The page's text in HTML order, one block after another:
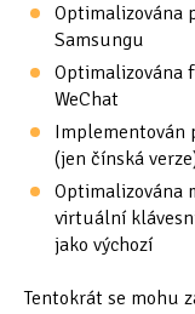
Optimalizována
Samsungu
Optimalizována
WeChat
(jen čínská
Optimalizována
virtuální
jako výchozí
Tentokrát se mohu